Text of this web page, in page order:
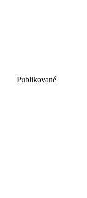
Publikované